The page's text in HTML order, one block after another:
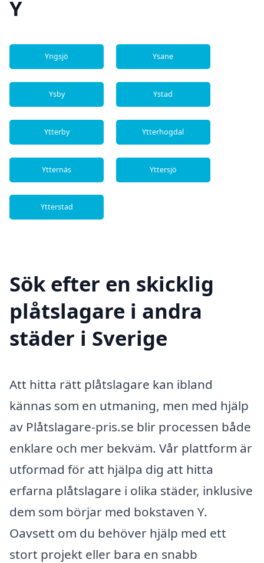
Y
Yngsjö Ysane
Ysby Ystad
Ytterby Ytterhogdal
Ytternäs Yttersjö
Ytterstad
Sök efter en skicklig
plåtslagare i andra
städer i Sverige
Att hitta rätt plåtslagare kan ibland
kännas som en utmaning, men med hjälp
av Plåtslagare-pris.se blir processen både
enklare och mer bekväm. Vår plattform är
utformad för att hjälpa dig att hitta
erfarna plåtslagare i olika städer, inklusive
dem som börjar med bokstaven Y.
Oavsett om du behöver hjälp med ett
stort projekt eller bara en snabb